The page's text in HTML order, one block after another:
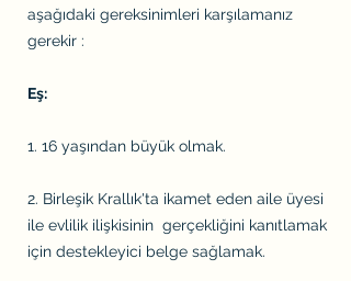
aşağıdaki gereksinimleri karşılamanız
gerekir :
Eş:
1. 16 yaşından büyük olmak.
2. Birleşik Krallık'ta ikamet eden aile üyesi
ile evlilik ilişkisinin gerçekliğini kanıtlamak
için destekleyici belge sağlamak.